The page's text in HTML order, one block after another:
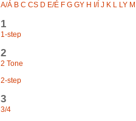
A/Á B C CS D E/É F G GY H I/Í J K L LY M
1
1-step
2
2 Tone
2-step
3
3/4